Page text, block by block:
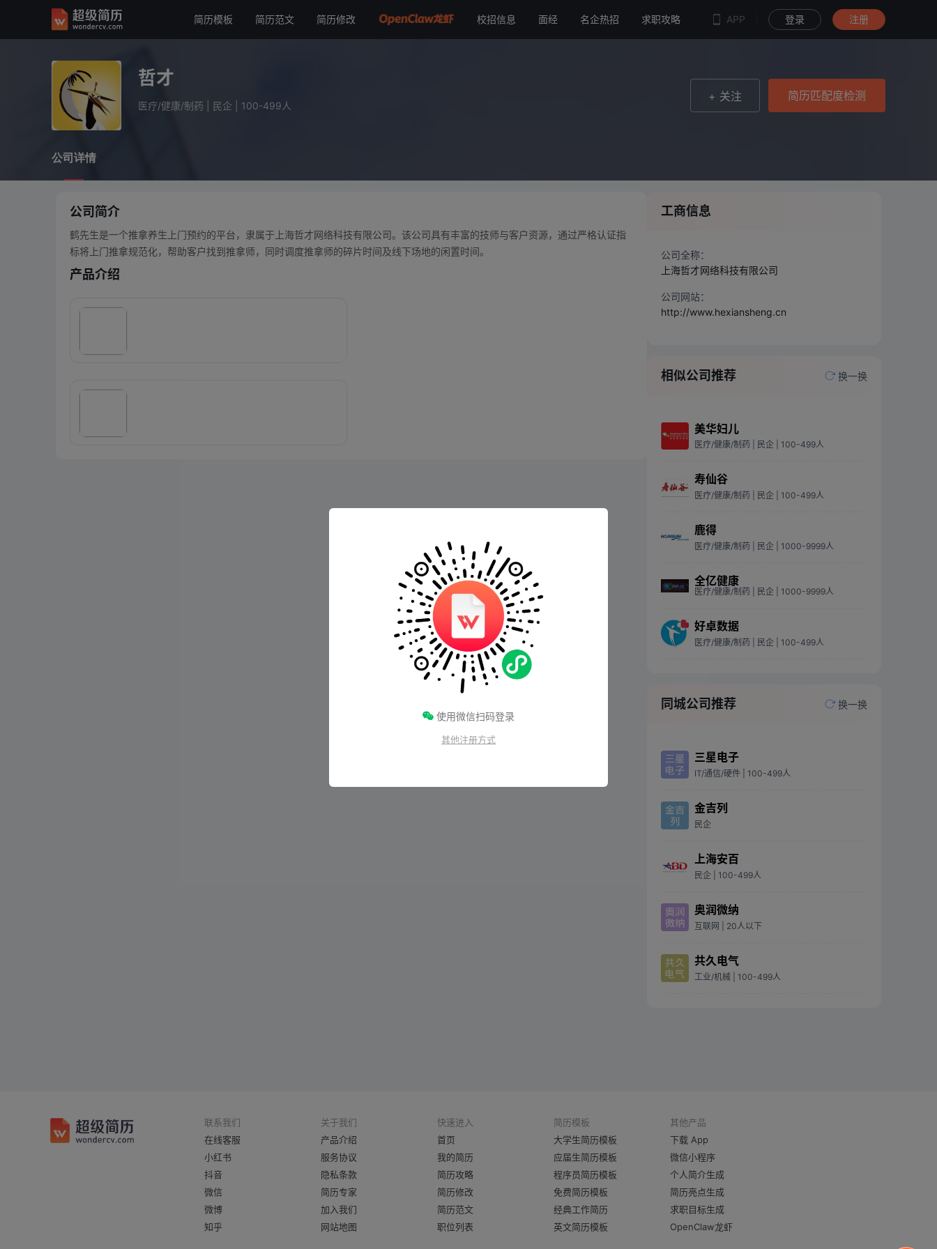
简历模板 简历范文 简历修改 校招信息 面经 名企热招 求职攻略 APP 登录 注册
哲才
公司详情 哲才
医疗/健康/制药 民企 100-499人
+ 关注 简历匹配度检测
公司详情
公司简介
鹤先生是一个推拿养生上门预约的平台，隶属于上海哲才网络科技有限公司。该公司具有丰富的技师与客户资源，通过严格认证指
标将上门推拿规范化，帮助客户找到推拿师，同时调度推拿师的碎片时间及线下场地的闲置时间。
产品介绍
工商信息
公司全称：
上海哲才网络科技有限公司
公司网站：
http://www.hexiansheng.cn
相似公司推荐 换一换
美华妇儿
医疗/健康/制药 | 民企 | 100-499人
寿仙谷
医疗/健康/制药 | 民企 | 100-499人
鹿得
医疗/健康/制药 | 民企 | 1000-9999人
全亿健康
医疗/健康/制药 | 民企 | 1000-9999人
好卓数据
医疗/健康/制药 | 民企 | 100-499人
同城公司推荐 换一换
三星电子
IT/通信/硬件 | 100-499人
金吉列
民企
上海安百
民企 | 100-499人
奥润微纳
互联网 | 20人以下
共久电气
工业/机械 | 100-499人
使用微信扫码登录
其他注册方式
联系我们
在线客服
小红书
抖音
微信
微博
知乎
关于我们
产品介绍
服务协议
隐私条款
简历专家
加入我们
网站地图
快速进入
首页
我的简历
简历攻略
简历修改
简历范文
职位列表
简历模板
大学生简历模板
应届生简历模板
程序员简历模板
免费简历模板
经典工作简历
英文简历模板
其他产品
下载 App
微信小程序
个人简介生成
简历亮点生成
求职目标生成
OpenClaw龙虾